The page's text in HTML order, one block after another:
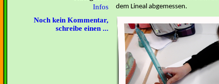
Infos
Noch kein Kommentar,
schreibe einen ...
dem Lineal abgemessen.